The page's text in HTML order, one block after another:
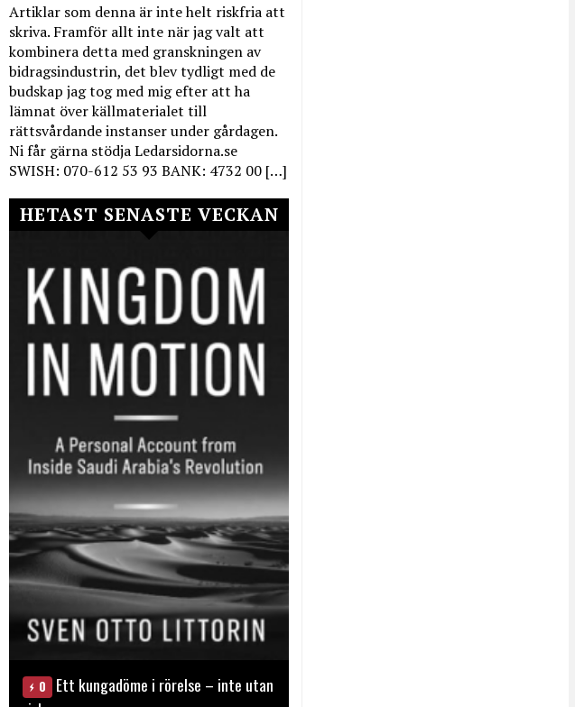
Artiklar som denna är inte helt riskfria att
skriva. Framför allt inte när jag valt att
kombinera detta med granskningen av
bidragsindustrin, det blev tydligt med de
budskap jag tog med mig efter att ha
lämnat över källmaterialet till
rättsvårdande instanser under gårdagen.
Ni får gärna stödja Ledarsidorna.se
SWISH: 070-612 53 93 BANK: 4732 00 […]
HETAST SENASTE VECKAN
0
Ett kungadöme i rörelse – inte utan